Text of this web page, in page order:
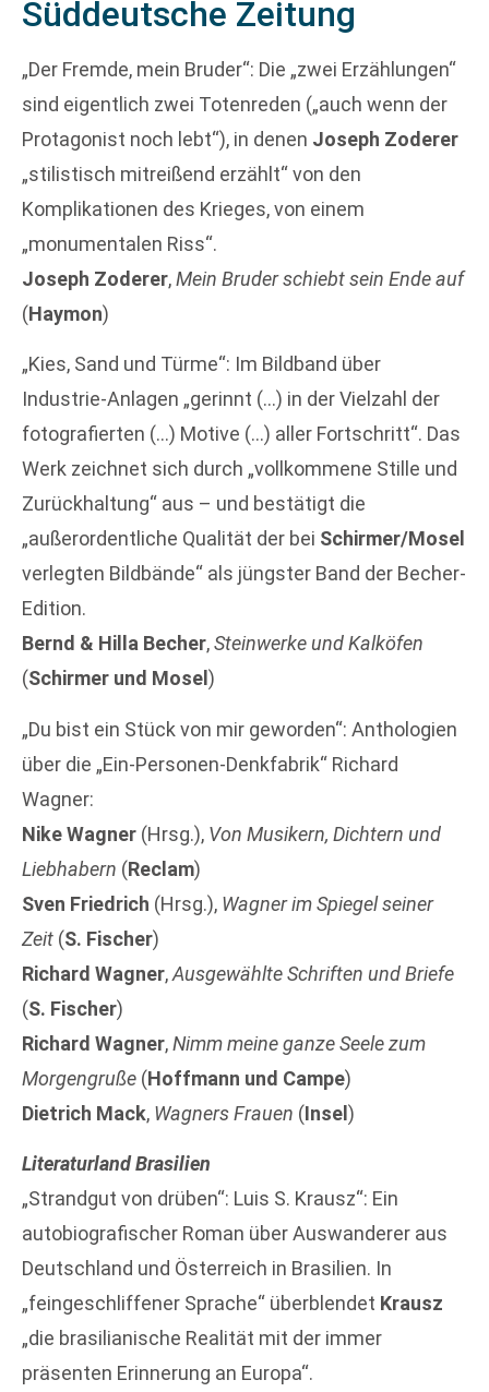
Süddeutsche Zeitung
„Der Fremde, mein Bruder“: Die „zwei Erzählungen“
sind eigentlich zwei Totenreden („auch wenn der
Protagonist noch lebt“), in denen Joseph Zoderer
„stilistisch mitreißend erzählt“ von den
Komplikationen des Krieges, von einem
„monumentalen Riss“.
Joseph Zoderer,Mein Bruder schiebt sein Ende auf
(Haymon)
„Kies, Sand und Türme“: Im Bildband über
Industrie-Anlagen „gerinnt (…) in der Vielzahl der
fotografierten (…) Motive (…) aller Fortschritt“. Das
Werk zeichnet sich durch „vollkommene Stille und
Zurückhaltung“ aus – und bestätigt die
„außerordentliche Qualität der bei Schirmer/Mosel
verlegten Bildbände“ als jüngster Band der Becher-
Edition.
Bernd & Hilla Becher,Steinwerke und Kalköfen
(Schirmer und Mosel )
„Du bist ein Stück von mir geworden“: Anthologien
über die „Ein-Personen-Denkfabrik“ Richard
Wagner:
Nike Wagner (Hrsg.), Von Musikern, Dichtern und
Liebhabern (Reclam)
Sven Friedrich (Hrsg.), Wagner im Spiegel seiner
Zeit (S. Fischer)
Richard Wagner,Ausgewählte Schriften und Briefe
(S. Fischer)
Richard Wagner,Nimm meine ganze Seele zum
Morgengruße (Hoffmann und Campe)
Dietrich Mack, Wagners Frauen (Insel )
Literaturland Brasilien
„Strandgut von drüben“: Luis S. Krausz“: Ein
autobiografischer Roman über Auswanderer aus
Deutschland und Österreich in Brasilien. In
„feingeschliffener Sprache“ überblendet Krausz
„die brasilianische Realität mit der immer
präsenten Erinnerung an Europa“.